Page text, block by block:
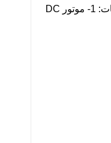
طول بدنه 128 میلیمتر مشخصات: 1- موتور DC